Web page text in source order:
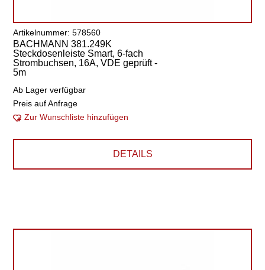
Artikelnummer: 578560
BACHMANN 381.249K
Steckdosenleiste Smart, 6-fach
Strombuchsen, 16A, VDE geprüft -
5m
Ab Lager verfügbar
Preis auf Anfrage
Zur Wunschliste hinzufügen
DETAILS